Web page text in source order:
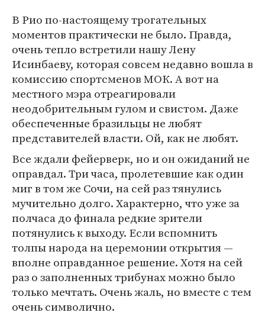
В Рио по-настоящему трогательных
моментов практически не было. Правда,
очень тепло встретили нашу Лену
Исинбаеву, которая совсем недавно вошла в
комиссию спортсменов МОК. А вот на
местного мэра отреагировали
неодобрительным гулом и свистом. Даже
обеспеченные бразильцы не любят
представителей власти. Ой, как не любят.
Все ждали фейерверк, но и он ожиданий не
оправдал. Три часа, пролетевшие как один
миг в том же Сочи, на сей раз тянулись
мучительно долго. Характерно, что уже за
полчаса до финала редкие зрители
потянулись к выходу. Если вспомнить
толпы народа на церемонии открытия —
вполне оправданное решение. Хотя на сей
раз о заполненных трибунах можно было
только мечтать. Очень жаль, но вместе с тем
очень символично.